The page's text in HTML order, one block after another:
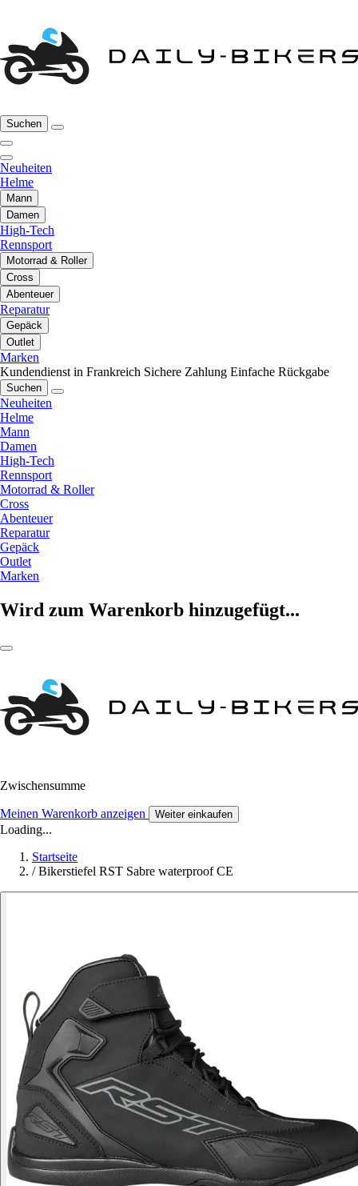
Suchen
Neuheiten
Helme
Mann
Damen
High-Tech
Rennsport
Motorrad & Roller
Cross
Abenteuer
Reparatur
Gepäck
Outlet
Marken
Kundendienst in Frankreich Sichere Zahlung Einfache Rückgabe
Suchen
Neuheiten
Helme
Mann
Damen
High-Tech
Rennsport
Motorrad & Roller
Cross
Abenteuer
Reparatur
Gepäck
Outlet
Marken
Wird zum Warenkorb hinzugefügt...
Zwischensumme
Meinen Warenkorb anzeigen Weiter einkaufen
Loading...
Startseite
/ Bikerstiefel RST Sabre waterproof CE